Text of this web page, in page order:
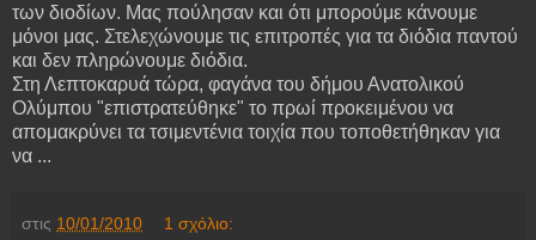
των διοδίων. Μας πούλησαν και ότι μπορούμε κάνουμε
μόνοι μας. Στελεχώνουμε τις επιτροπές για τα διόδια παντού
και δεν πληρώνουμε διόδια.
Στη Λεπτοκαρυά τώρα, φαγάνα του δήμου Ανατολικού
Ολύμπου "επιστρατεύθηκε" το πρωί προκειμένου να
απομακρύνει τα τσιμεντένια τοιχία που τοποθετήθηκαν για
να ...
στις 10/01/2010 1 σχόλιο: